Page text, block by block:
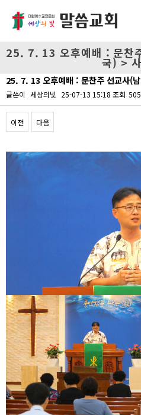
25. 7. 13 오후예배 : 문찬
국) >
25. 7. 13 오후예배 : 문찬주 선교사(
글쓴이 세상의빛 25-07-13 15:18 조회 505
이전 다음
Content